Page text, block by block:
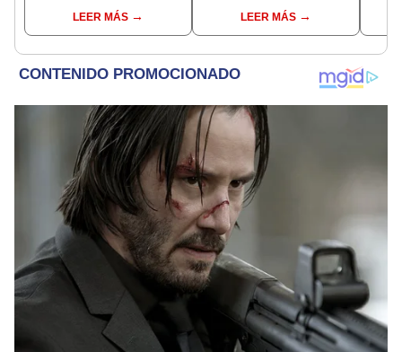
CercadoLEER MÁS
anulan los visados?
LEER MÁS